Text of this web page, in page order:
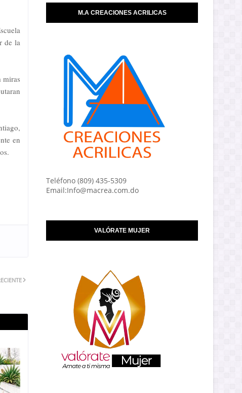
de la
miras
en
M.A CREACIONES ACRILICAS
Teléfono (809) 435-5309
Email:Info@macrea.com.do
VALÓRATE MUJER